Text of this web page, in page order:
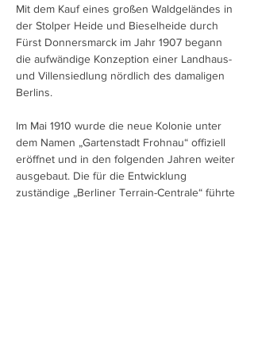
Mit dem Kauf eines großen Waldgeländes in
der Stolper Heide und Bieselheide durch
Fürst Donnersmarck im Jahr 1907 begann
die aufwändige Konzeption einer Landhaus-
und Villensiedlung nördlich des damaligen
Berlins.
Im Mai 1910 wurde die neue Kolonie unter
dem Namen „Gartenstadt Frohnau“ offiziell
eröffnet und in den folgenden Jahren weiter
ausgebaut. Die für die Entwicklung
zuständige „Berliner Terrain-Centrale“ führte